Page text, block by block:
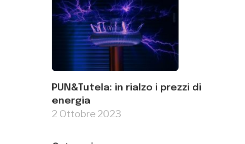
PUN&Tutela: in rialzo i prezzi di
energia
2 Ottobre 2023